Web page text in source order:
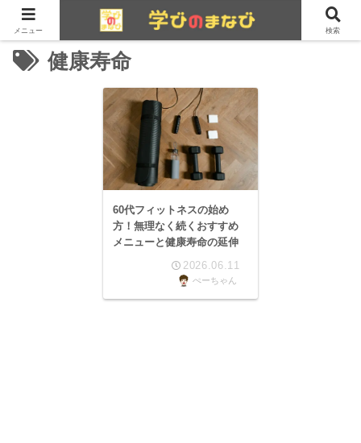
健康寿命
60代フィットネスの始め
方！無理なく続くおすすめ
メニューと健康寿命の延伸
2026.06.11
ぺーちゃん
メニュー 検索